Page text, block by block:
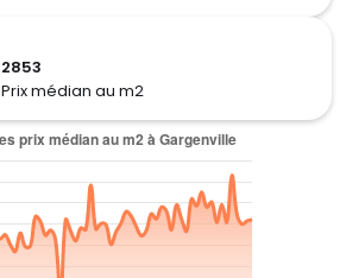
2853
Prix médian au m2